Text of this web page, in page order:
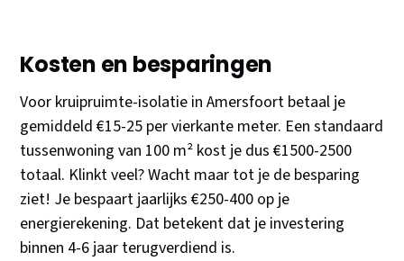
Kosten en besparingen
Voor kruipruimte-isolatie in Amersfoort betaal je
gemiddeld €15-25 per vierkante meter. Een standaard
tussenwoning van 100 m² kost je dus €1500-2500
totaal. Klinkt veel? Wacht maar tot je de besparing
ziet! Je bespaart jaarlijks €250-400 op je
energierekening. Dat betekent dat je investering
binnen 4-6 jaar terugverdiend is.